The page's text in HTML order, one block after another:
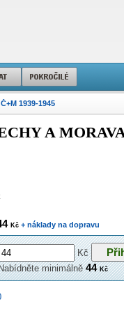
1939-1945
A
Kč + náklady na dopravu
Kč
minimálně44Kč